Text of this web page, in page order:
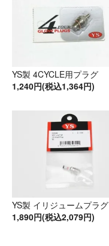
YS製 4CYCLE用プラグ
1,240円(税込1,364円)
YS製 イリジュームプラグ
1,890円(税込2,079円)